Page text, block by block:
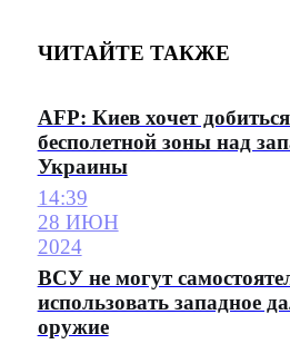
ЧИТАЙТЕ ТАКЖЕ
AFP: Киев хочет
бесполетной зоны над
Украины
14:39
28 ИЮН
2024
ВСУ не могут
использовать западное
оружие